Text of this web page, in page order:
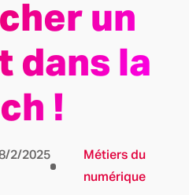
un
dans la
!
2/2025
Métiers du
numérique